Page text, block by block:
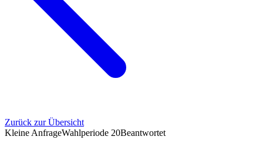
Zurück zur Übersicht
Kleine AnfrageWahlperiode 20Beantwortet